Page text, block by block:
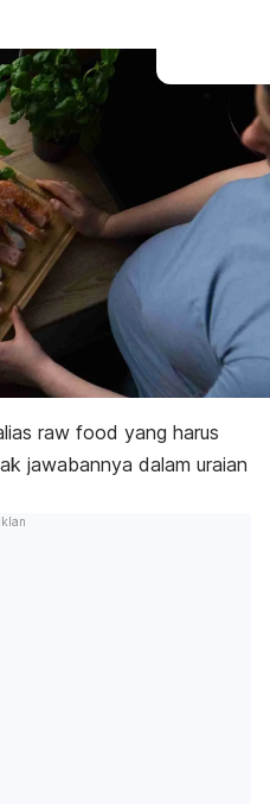
raw food yang harus
jawabannya dalam uraian
Iklan